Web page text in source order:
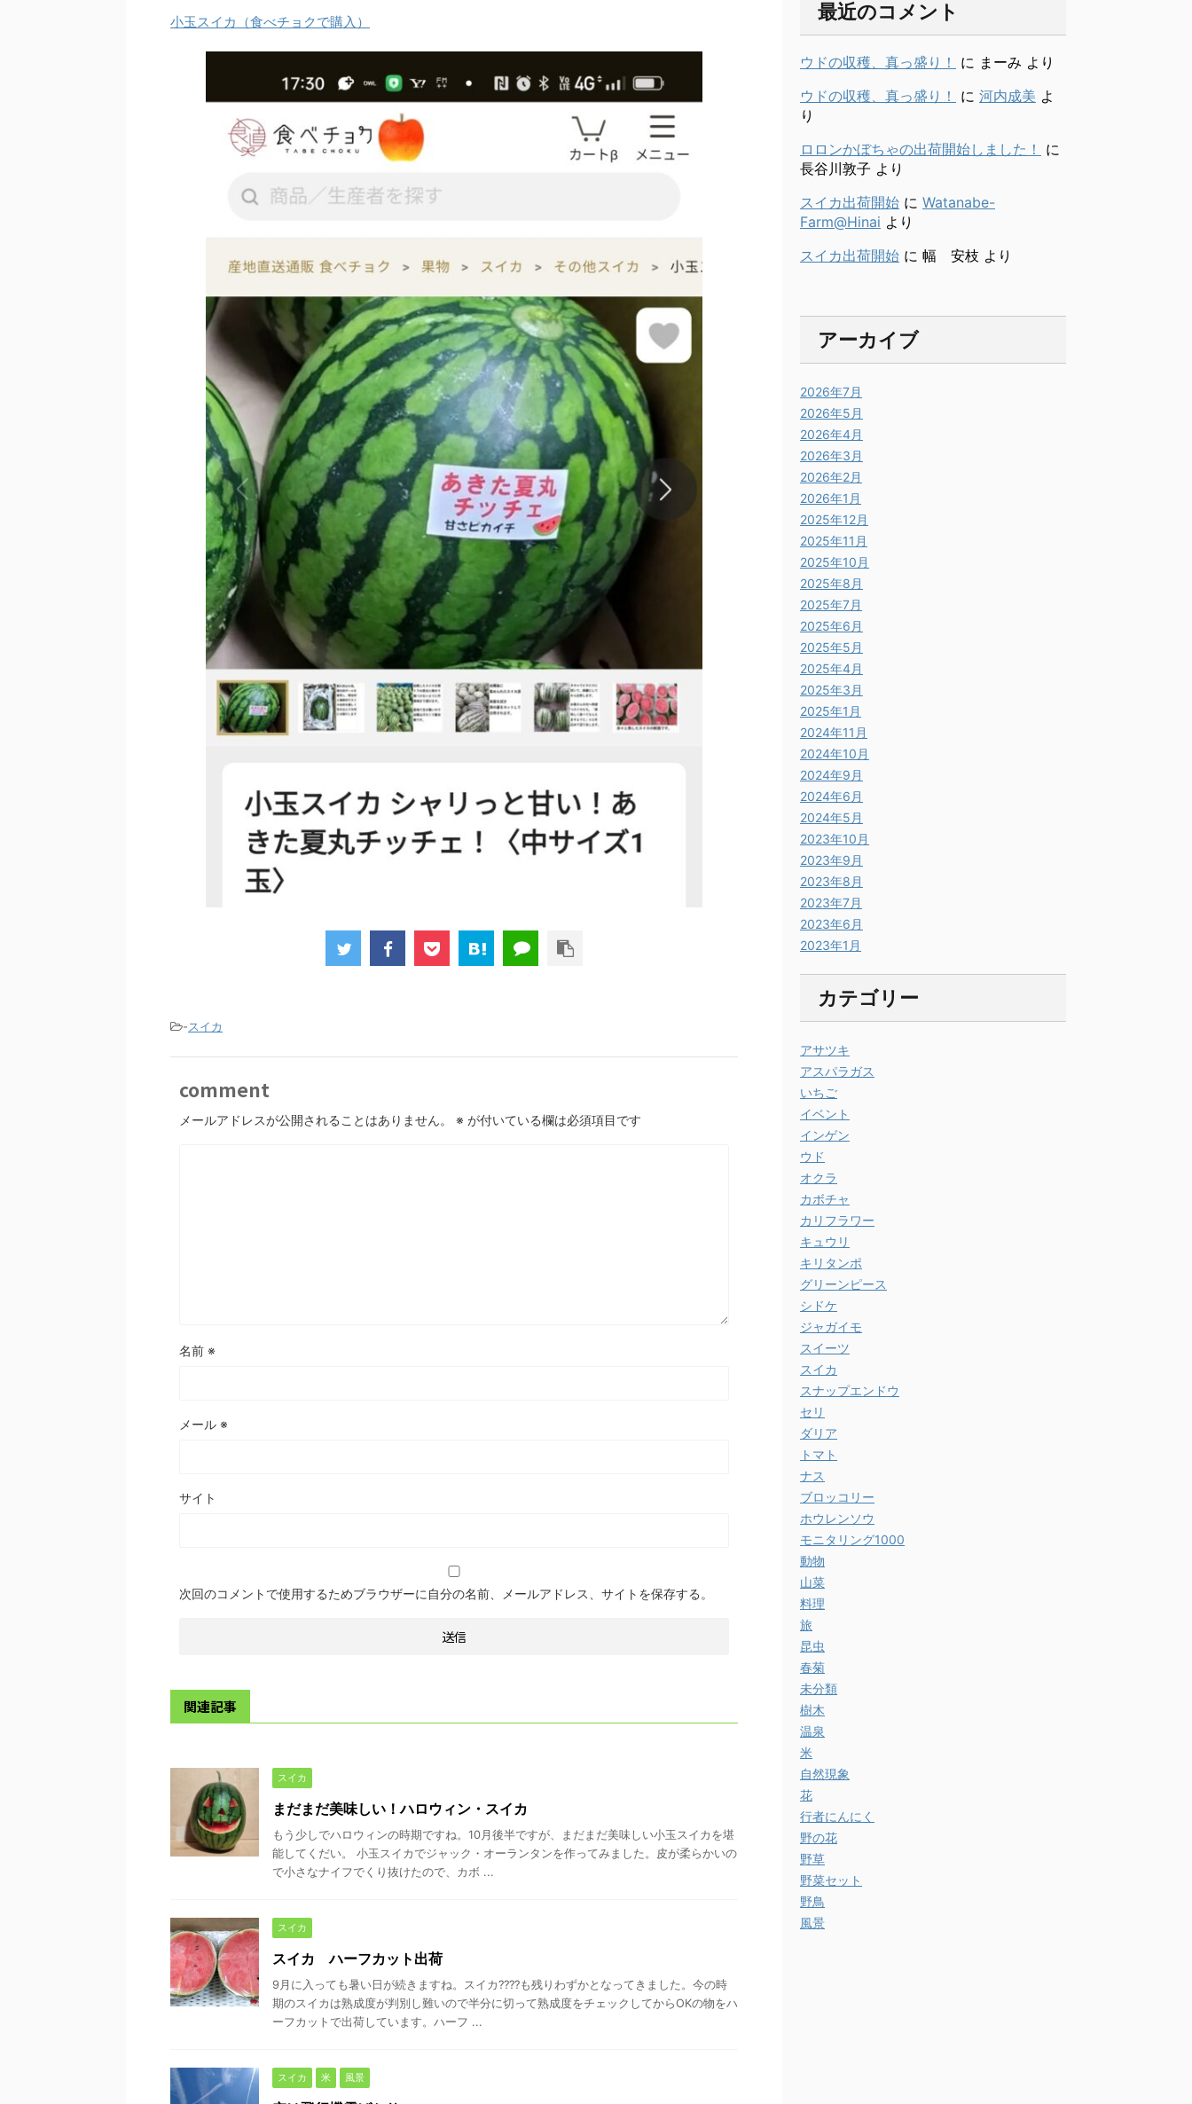
小玉スイカ（食べチョクで購入）
-スイカ
comment
メールアドレスが公開されることはありません。 ※ が付いている欄は必須項目です
名前 ※
メール ※
サイト
次回のコメントで使用するためブラウザーに自分の名前、メールアドレス、サイトを保存する。
関連記事
スイカ
まだまだ美味しい！ハロウィン・スイカ
もう少しでハロウィンの時期ですね。10月後半ですが、まだまだ美味しい小玉スイカを堪
能してくだい。 小玉スイカでジャック・オーランタンを作ってみました。皮が柔らかいの
で小さなナイフでくり抜けたので、カボ ...
スイカ
スイカ ハーフカット出荷
9月に入っても暑い日が続きますね。スイカ????も残りわずかとなってきました。今の時
期のスイカは熟成度が判別し難いので半分に切って熟成度をチェックしてからOKの物をハ
ーフカットで出荷しています。ハーフ ...
スイカ 米 風景
最近のコメント
ウドの収穫、真っ盛り！ に まーみ より
ウドの収穫、真っ盛り！
に 河内成美 よ
り
ロロンかぼちゃの出荷開始しました！
に
長谷川敦子 より
スイカ出荷開始 に Watanabe-
Farm@Hinai より
スイカ出荷開始 に 幅 安枝 より
アーカイブ
2026年7月
2026年5月
2026年4月
2026年3月
2026年2月
2026年1月
2025年12月
2025年11月
2025年10月
2025年8月
2025年7月
2025年6月
2025年5月
2025年4月
2025年3月
2025年1月
2024年11月
2024年10月
2024年9月
2024年6月
2024年5月
2023年10月
2023年9月
2023年8月
2023年7月
2023年6月
2023年1月
カテゴリー
アサツキ
アスパラガス
いちご
イベント
インゲン
ウド
オクラ
カボチャ
カリフラワー
キュウリ
キリタンポ
グリーンピース
シドケ
ジャガイモ
スイーツ
スイカ
スナップエンドウ
セリ
ダリア
トマト
ナス
ブロッコリー
ホウレンソウ
モニタリング1000
動物
山菜
料理
旅
昆虫
春菊
未分類
樹木
温泉
米
自然現象
花
行者にんにく
野の花
野草
野菜セット
野鳥
風景